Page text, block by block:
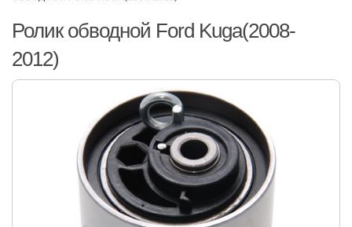
Ролик обводной Ford Kuga(2008-
2012)